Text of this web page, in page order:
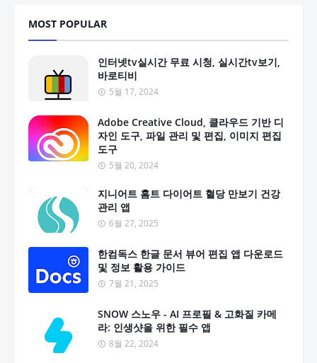
MOST POPULAR
인터넷tv실시간 무료 시청, 실시간tv보기,
바로티비
5월 17, 2024
Adobe Creative Cloud, 클라우드 기반 디
자인 도구, 파일 관리 및 편집, 이미지 편집
도구
5월 20, 2024
지니어트 홈트 다이어트 혈당 만보기 건강
관리 앱
6월 27, 2025
한컴독스 한글 문서 뷰어 편집 앱 다운로드
및 정보 활용 가이드
7월 21, 2025
SNOW 스노우 - AI 프로필 & 고화질 카메
라: 인생샷을 위한 필수 앱
8월 22, 2024